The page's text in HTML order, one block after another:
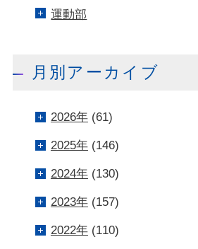
運動部
月別アーカイブ
2026年(61)
2025年(146)
2024年(130)
2023年(157)
2022年(110)